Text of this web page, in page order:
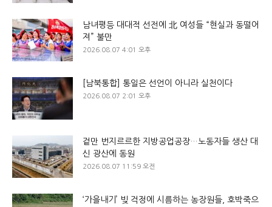
남녀평등 대대적 선전에 北 여성들 “현실과 동떨어
져” 불만
2026.08.07 4:01 오후
[남북통합] 통일은 선언이 아니라 실천이다
2026.08.07 2:01 오후
겉만 번지르르한 지방공업공장…노동자들 생산 대
신 광산에 동원
2026.08.07 11:59 오전
‘가을내기’ 빚 걱정에 시름하는 농장원들, 호박죽으